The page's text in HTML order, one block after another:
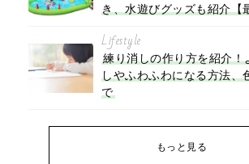
き、水遊びグッズも紹介【
Lifestyle
練り消しの作り方を紹介！
しやふわふわになる方法、
で
もっと見る